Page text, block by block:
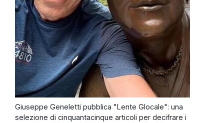
Giuseppe Geneletti pubblica "Lente Glocale": una
selezione di cinquantacinque articoli per decifrare i